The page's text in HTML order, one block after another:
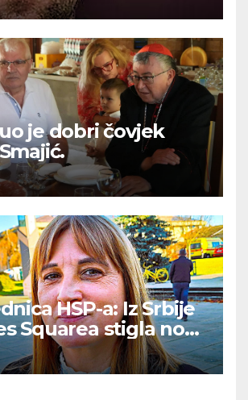
je dobri čovjek
HSP-a: Iz Srbije
Squarea stigla nova